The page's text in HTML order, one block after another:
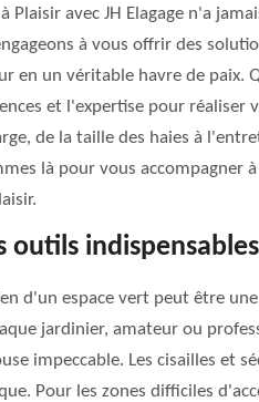
avec JH Elagage n'a
à vous offrir des
en un véritable havre de
et l'expertise pour
de la taille des haies à
là pour vous accompagner
outils indispensables
d'un espace vert peut être
jardinier, amateur ou
impeccable. Les cisailles et
Pour les zones difficiles